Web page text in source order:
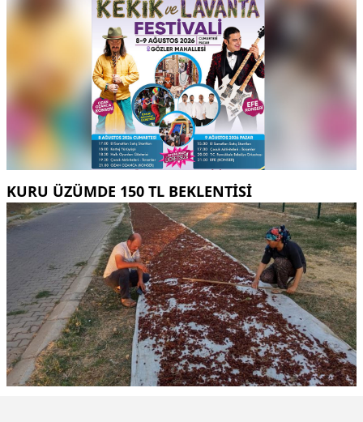
KURU ÜZÜMDE 150 TL BEKLENTISI